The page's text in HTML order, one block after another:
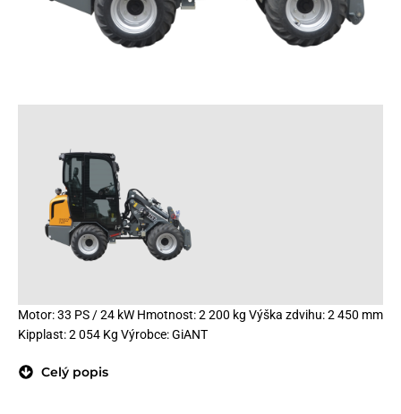
Motor: 33 PS / 24 kW Hmotnost: 2 200 kg Výška zdvihu: 2 450 mm
Kipplast: 2 054 Kg Výrobce: GiANT
Celý popis